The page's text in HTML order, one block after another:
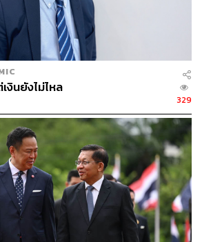
รมการผู้อำนวยการ บล.บัวหลวง มอง
ดหุ้นไทยโดยเฉลี่ยต่อวันน่าจะกลับมาสู่
ท
สงส์ลดดอกเบี้ย
ำนวยการฝ่ายวิเคราะห์หลักทรัพย์
การปรับลดดอกเบี้ยของ กนง. ในครั้ง
าะแต่เดิมเราไม่คาดว่าจะลด และคาด
โดยทั่วไปแล้วหากดอกเบี้ยลดลงกลุ่ม
น์ และกลุ่มแบงก์ก็จะเป็นกลุ่มที่เสีย
งินยังไม่ไหล
329